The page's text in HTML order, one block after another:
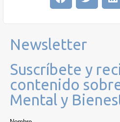
Newsletter
Suscríbete y
contenido
Mental y